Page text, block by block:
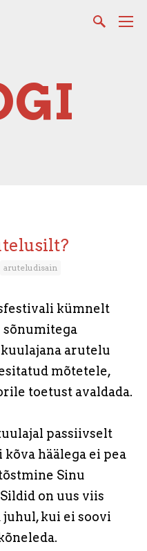
aruteludisain
kümnelt
arutelu
mõtetele,
toetust avaldada.
passiivselt
häälega ei pea
Sinu
on uus viis
juhul, kui ei soovi